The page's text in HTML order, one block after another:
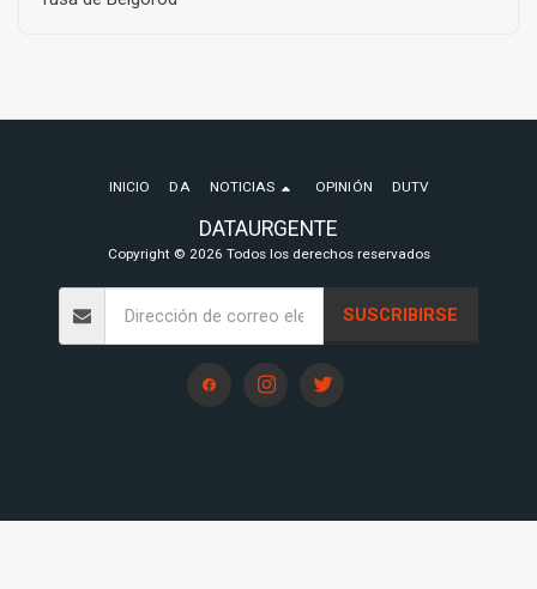
DATAURGENTE
Copyright © 2026 Todos los derechos reservados
INICIO DA NOTICIAS OPINIÓN DUTV
SUSCRIBIRSE